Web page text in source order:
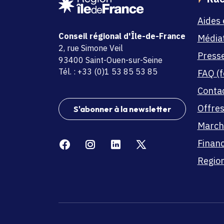
Conseil régional d'Île-de-France
adresse
2, rue Simone Veil
code postal et commune
93400 Saint-Ouen-sur-Seine
Tél. : +33 (0)1 53 85 53 85
S'abonner à la newsletter
FacebookInstagramLinkedin
Aides
FAQ